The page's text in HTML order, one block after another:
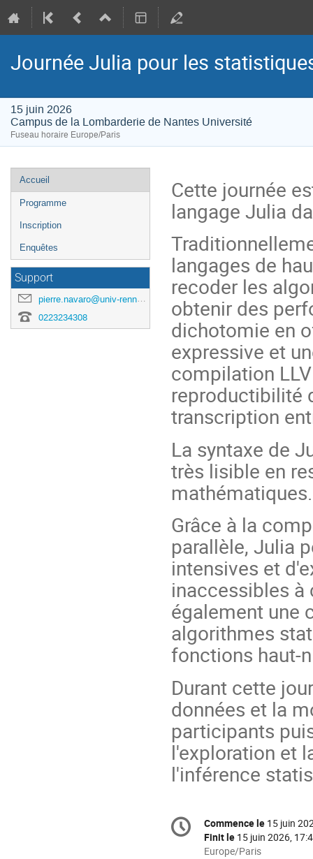
Journée Julia pour les
15 juin 2026
Campus de la Lombarderie de Nantes Université
Fuseau horaire Europe/Paris
Menu
de
l'événement
Accueil
Programme
Inscription
Enquêtes
Support
pierre.navaro@univ-rennes1.fr
0223234308
Cette journée
langage Julia
langages de
recoder les
obtenir des
dichotomie en
expressive et
compilation
reproductibilité
transcription
La syntaxe de
très lisible en
Grâce à la
parallèle, Julia
intensives et
inaccessibles à
également une
algorithmes
fonctions haut-
Durant cette
données et la
participants
l'exploration et
l'inférence
Information
de
Date/Heure
Commence le 15 juin
Finit le 15 juin 2026,
Toutes
Europe/Paris